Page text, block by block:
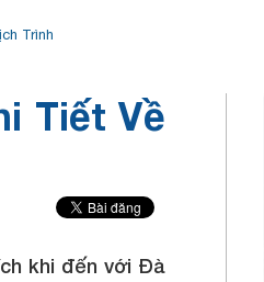
Trình
Tiết Về
khi đến với Đà